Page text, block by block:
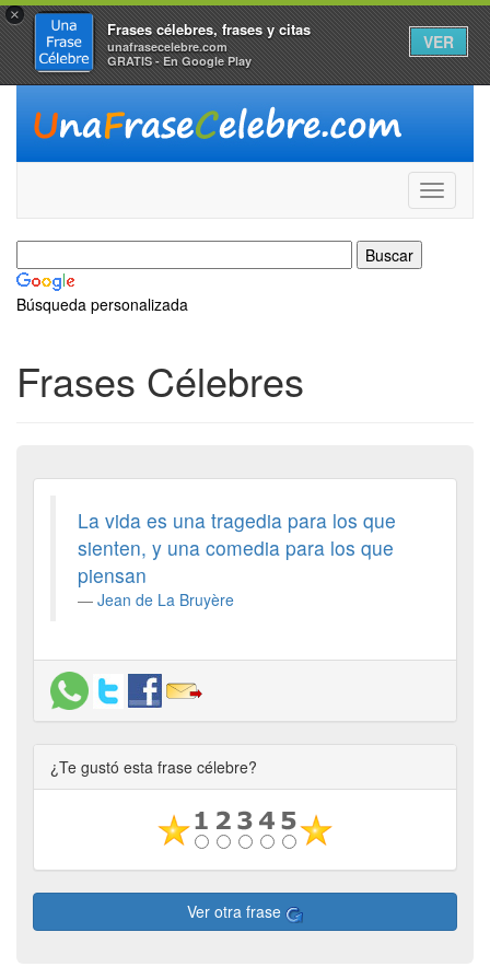
×
Frases célebres, frases y citas
unafrasecelebre.com
GRATIS - En Google Play
VER
Búsqueda personalizada
Frases Célebres
La vida es una tragedia para los que
sienten, y una comedia para los que
piensan
Jean de La Bruyère
¿Te gustó esta frase célebre?
Ver otra frase